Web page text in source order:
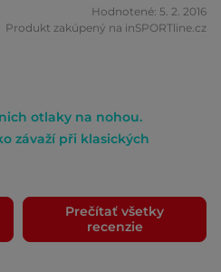
Hodnotené: 5. 2. 2016
Produkt zakúpený na inSPORTline.cz
otlaky na nohou.
závaží při klasických
Prečítať všetky
recenzie